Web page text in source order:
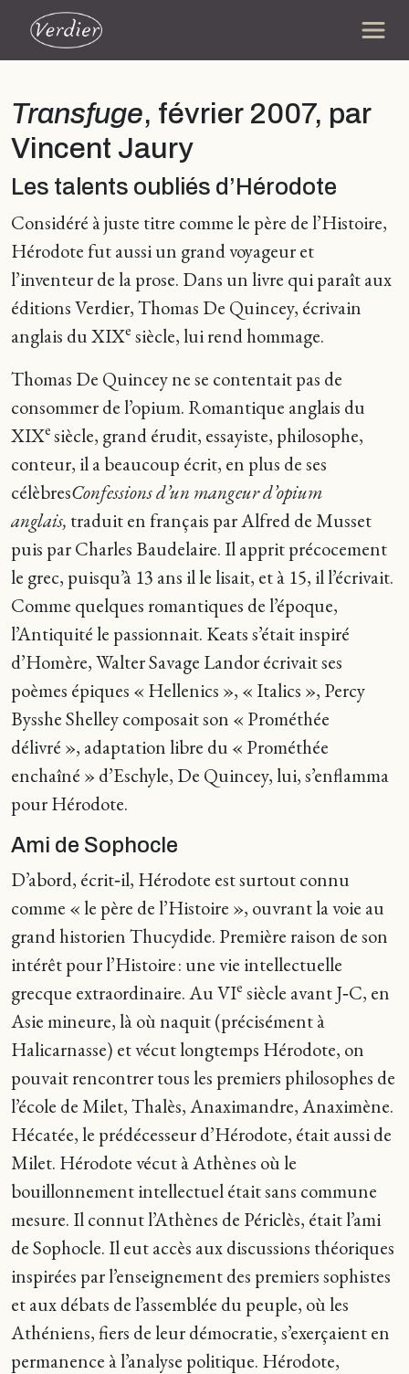
Transfuge, février 2007, par
Vincent Jaury
Les talents oubliés d’Hérodote
Considéré à juste titre comme le père de l’Histoire,
Hérodote fut aussi un grand voyageur et
l’inventeur de la prose. Dans un livre qui paraît aux
éditions Verdier, Thomas De Quincey, écrivain
anglais du XIXe siècle, lui rend hommage.
Thomas De Quincey ne se contentait pas de
consommer de l’opium. Romantique anglais du
XIXesiècle, grand érudit, essayiste, philosophe,
conteur, il a beaucoup écrit, en plus de ses
célèbresConfessions d’un mangeur d’opium
anglais, traduit en français par Alfred de Musset
puis par Charles Baudelaire. Il apprit précocement
le grec, puisqu’à 13 ans il le lisait, et à 15, il l’écrivait.
Comme quelques romantiques de l’époque,
l’Antiquité le passionnait. Keats s’était inspiré
d’Homère, Walter Savage Landor écrivait ses
poèmes épiques « Hellenics », « Italics », Percy
Bysshe Shelley composait son « Prométhée
délivré », adaptation libre du « Prométhée
enchaîné » d’Eschyle, De Quincey, lui, s’enflamma
pour Hérodote.
Ami de Sophocle
D’abord, écrit‑il, Hérodote est surtout connu
comme « le père de l’Histoire », ouvrant la voie au
grand historien Thucydide. Première raison de son
intérêt pour l’Histoire : une vie intellectuelle
grecque extraordinaire. Au VIe siècle avant J‑C, en
Asie mineure, là où naquit (précisément à
Halicarnasse) et vécut longtemps Hérodote, on
pouvait rencontrer tous les premiers philosophes de
l’école de Milet, Thalès, Anaximandre, Anaximène.
Hécatée, le prédécesseur d’Hérodote, était aussi de
Milet. Hérodote vécut à Athènes où le
bouillonnement intellectuel était sans commune
mesure. Il connut l’Athènes de Périclès, était l’ami
de Sophocle. Il eut accès aux discussions théoriques
inspirées par l’enseignement des premiers sophistes
et aux débats de l’assemblée du peuple, où les
Athéniens, fiers de leur démocratie, s’exerçaient en
permanence à l’analyse politique. Hérodote,